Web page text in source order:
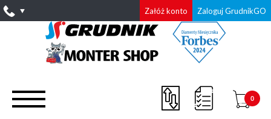
Załóż konto Zaloguj GrudnikGO
0